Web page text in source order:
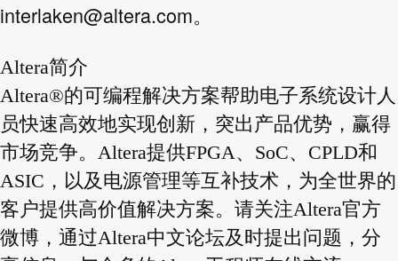
interlaken@altera.com。
Altera简介
Altera®的可编程解决方案帮助电子系统设计人
员快速高效地实现创新，突出产品优势，赢得
市场竞争。Altera提供FPGA、SoC、CPLD和
ASIC，以及电源管理等互补技术，为全世界的
客户提供高价值解决方案。请关注Altera官方
微博，通过Altera中文论坛及时提出问题，分